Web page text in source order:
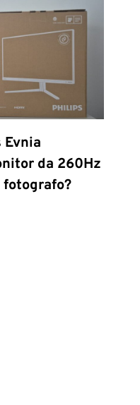
Evnia
da 260Hz
fotografo?